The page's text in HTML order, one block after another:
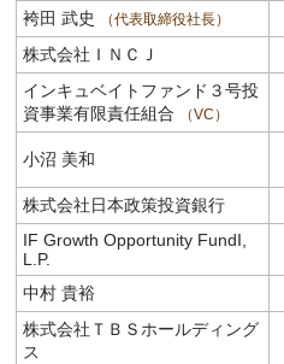
袴田 武史 代表取締役社長
株式会社ＩＮＣＪ
インキュベイトファンド３号投
資事業有限責任組合
VC
小沼 美和
株式会社日本政策投資銀行
IF Growth Opportunity FundI,
L.P.
中村 貴裕
株式会社ＴＢＳホールディング
ス